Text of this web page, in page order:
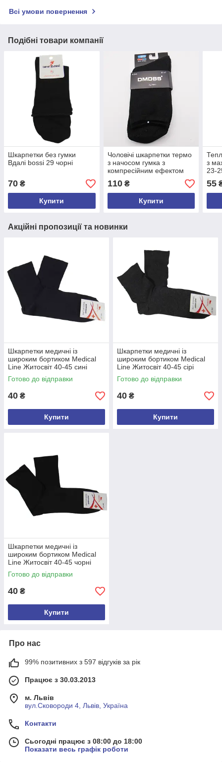
Всі умови повернення
Подібні товари компанії
Шкарпетки без гумки
Вдалі bossi 29 чорні
70 ₴
Купити
Чоловічі шкарпетки термо
з начосом гумка з
компресійним ефектом
41-47 чорні Dmdbs 035
110₴
Купити
з
23-
55
Акційні пропозиції та новинки
Шкарпетки медичні із
широким бортиком Medical
Line Житосвіт 40-45 сині
Готово до відправки
40 ₴
Купити
Шкарпетки медичні із
широким бортиком Medical
Line Житосвіт 40-45 сірі
Готово до відправки
40 ₴
Купити
Шкарпетки медичні із
широким бортиком Medical
Line Житосвіт 40-45 чорні
Готово до відправки
40 ₴
Купити
Про нас
99% позитивних з 597 відгуків за рік
Працює з 30.03.2013
м. Львів
вул.Сковороди 4, Львів, Україна
Контакти
Сьогодні працює з 08:00 до 18:00
Показати весь графік роботи